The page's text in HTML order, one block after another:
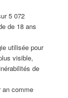
5 072
de 18 ans
utilisée pour
visible,
de
an comme